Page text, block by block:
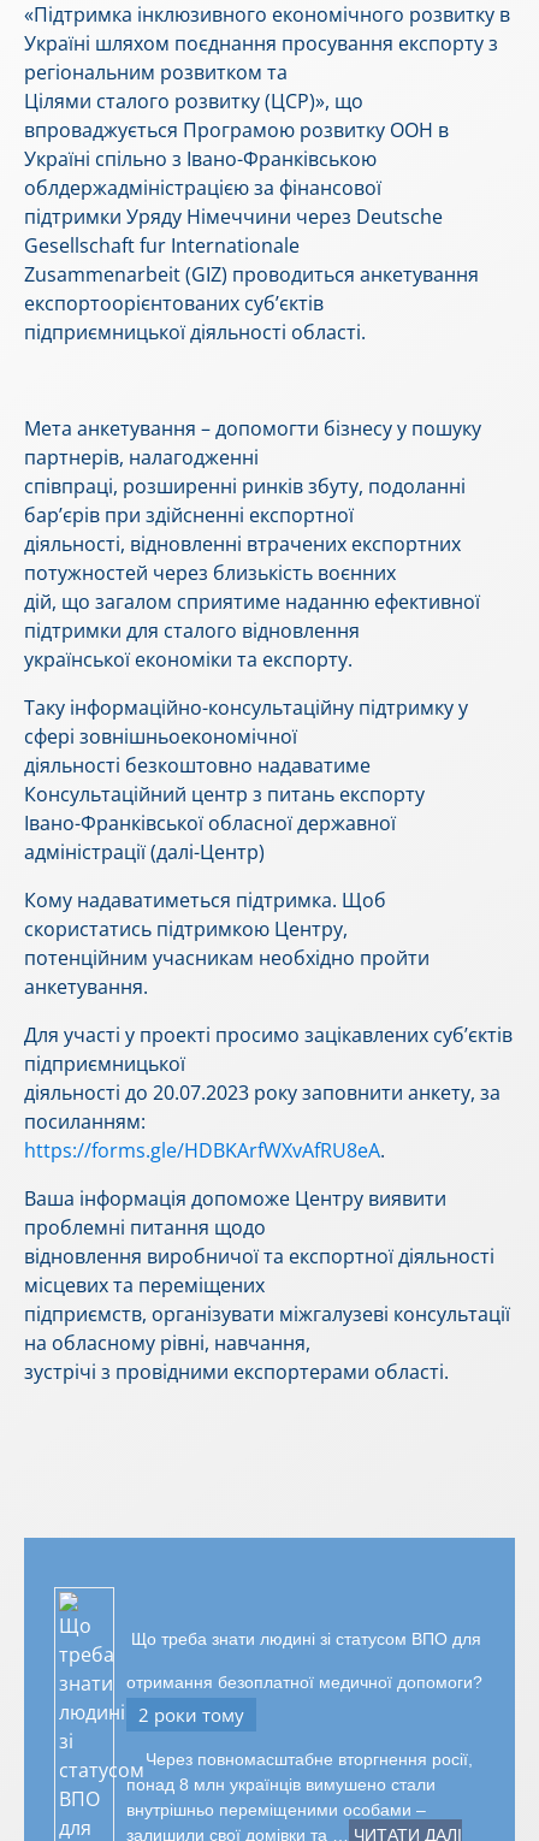
«Підтримка інклюзивного економічного розвитку в
Україні шляхом поєднання просування експорту з
регіональним розвитком та
Цілями сталого розвитку (ЦСР)», що
впроваджується Програмою розвитку ООН в
Україні спільно з Івано-Франківською
облдержадміністрацією за фінансової
підтримки Уряду Німеччини через Deutsche
Gesellschaft fur Internationale
Zusammenarbeit (GIZ) проводиться анкетування
експортоорієнтованих суб’єктів
підприємницької діяльності області.
Мета анкетування – допомогти бізнесу у пошуку
партнерів, налагодженні
співпраці, розширенні ринків збуту, подоланні
бар’єрів при здійсненні експортної
діяльності, відновленні втрачених експортних
потужностей через близькість воєнних
дій, що загалом сприятиме наданню ефективної
підтримки для сталого відновлення
української економіки та експорту.
Таку інформаційно-консультаційну підтримку у
сфері зовнішньоекономічної
діяльності безкоштовно надаватиме
Консультаційний центр з питань експорту
Івано-Франківської обласної державної
адміністрації (далі-Центр)
Кому надаватиметься підтримка. Щоб
скористатись підтримкою Центру,
потенційним учасникам необхідно пройти
анкетування.
Для участі у проекті просимо зацікавлених суб’єктів
підприємницької
діяльності до 20.07.2023 року заповнити анкету, за
посиланням:
https://forms.gle/HDBKArfWXvAfRU8eA.
Ваша інформація допоможе Центру виявити
проблемні питання щодо
відновлення виробничої та експортної діяльності
місцевих та переміщених
підприємств, організувати міжгалузеві консультації
на обласному рівні, навчання,
зустрічі з провідними експортерами області.
Що треба знати людині зі статусом ВПО для
отримання безоплатної медичної допомоги?
2 роки тому
Через повномасштабне вторгнення росії,
понад 8 млн українців вимушено стали
внутрішньо переміщеними особами –
залишили свої домівки та … ЧИТАТИ ДАЛІ